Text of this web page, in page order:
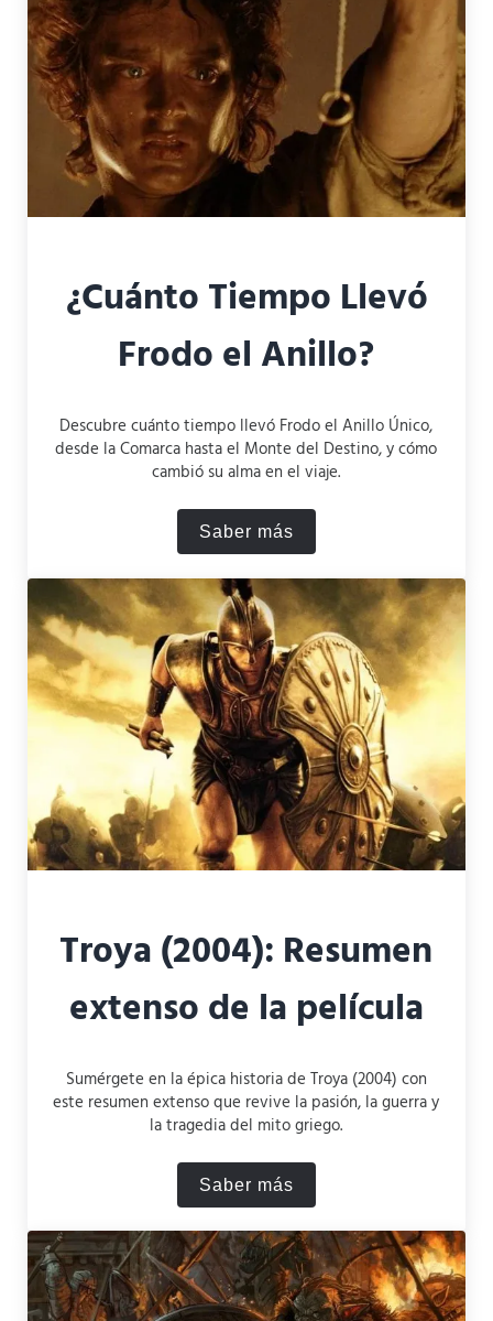
¿Cuánto Tiempo Llevó
Frodo el Anillo?
Descubre cuánto tiempo llevó Frodo el Anillo Único,
desde la Comarca hasta el Monte del Destino, y cómo
cambió su alma en el viaje.
Saber más¿Cuánto Tiempo Llevó
Troya (2004): Resumen
extenso de la película
Sumérgete en la épica historia de Troya (2004) con
este resumen extenso que revive la pasión, la guerra y
la tragedia del mito griego.
Saber másTroya (2004): Resumen